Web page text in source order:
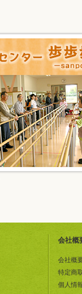
会社概
会社概
特定商
個人情